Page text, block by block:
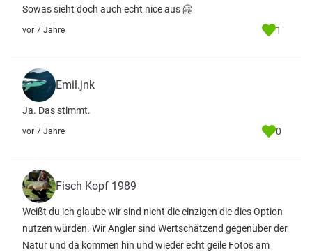
Sowas sieht doch auch echt nice aus 🤗
vor 7 Jahre 1
Emil.jnk
Ja. Das stimmt.
vor 7 Jahre 0
Fisch Kopf 1989
Weißt du ich glaube wir sind nicht die einzigen die dies Option
nutzen würden. Wir Angler sind Wertschätzend gegenüber der
Natur und da kommen hin und wieder echt geile Fotos am